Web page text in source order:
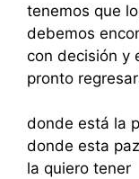
tenemos que
debemos
con decisión y
pronto
donde está la
donde esta paz
la quiero tener